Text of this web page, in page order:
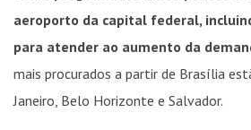
aeroporto da capital federal,
para atender ao aumento da
mais procurados a partir de Brasília
Janeiro, Belo Horizonte e Salvador.